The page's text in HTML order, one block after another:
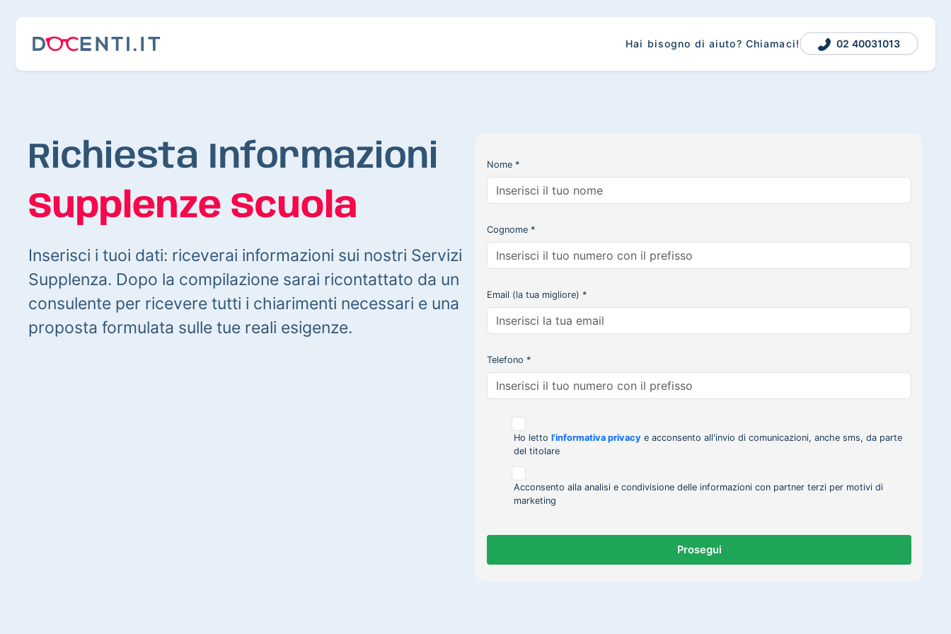
Hai bisogno di aiuto? Chiamaci! 02 40031013
Richiesta Informazioni
Supplenze Scuola
Inserisci i tuoi dati: riceverai informazioni sui nostri Servizi
Supplenza. Dopo la compilazione sarai ricontattato da un
consulente per ricevere tutti i chiarimenti necessari e una
proposta formulata sulle tue reali esigenze.
Nome *
Cognome *
Email (la tua migliore) *
Telefono *
Ho letto l'informativa privacy e acconsento all'invio di comunicazioni, anche sms, da parte
del titolare
Acconsento alla analisi e condivisione delle informazioni con partner terzi per motivi di
marketing